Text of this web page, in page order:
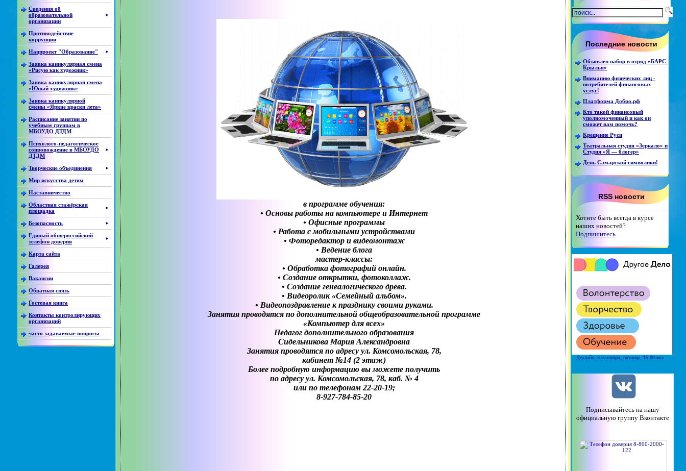
Сведения об
образовательной
организации
►
Противодействие
коррупции
Нацпроект "Образование"
►
Заявка каникулярная смена
«Рисую как художник»
Заявка каникулярная смена
«Юный художник»
Заявка каникулярной
смены «Яркие краски лета»
Расписание занятии по
учебным группам в
МБОУДО ДТДМ
Психолого-педагогическое
сопровождение в МБОУДО
ДТДМ
►
Творческие объединения ►
Мир искусства детям
Наставничество
Областная стажёрская
площадка
►
Безопасность ►
Единый общероссийский
телефон доверия
►
Карта сайта
Галерея
Вакансии
Обратная связь
Гостевая книга
Контакты контролирующих
организаций
часто задаваемые вопросы
Последние новости
Объявлен набор в отряд «БАРС-
Крылья»
Вниманию физических лиц -
потребителей финансовых
услуг!
Платформа Добро.рф
Кто такой финансовый
уполномоченный и как он
сможет вам помочь?
Крещение Руси
Театральная студия «Зеркало» и
Студия «Я — блогер»
День Самарской символики!
RSS новости
Хотите быть всегда в курсе
наших новостей?
Подпишитесь
Дедлайн: 3 сентября, пятница, 15:00 мск
Подписывайтесь на нашу
официальную группу Вконтакте